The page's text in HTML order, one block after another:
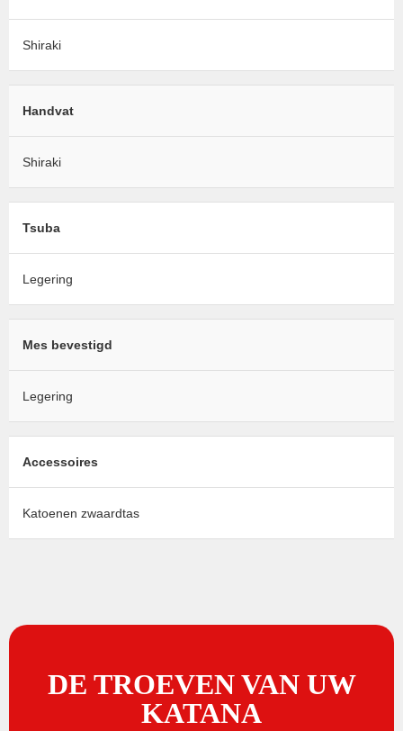
Shiraki
Handvat
Shiraki
Tsuba
Legering
Mes bevestigd
Legering
Accessoires
Katoenen zwaardtas
DE TROEVEN VAN UW
KATANA